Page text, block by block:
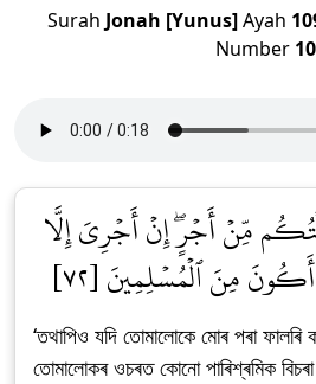
Surah Jonah [Yunus]Ayah
Number 10
مِّنۡ أَجۡرٍۖ إِنۡ أَجۡرِيَ إِلَّا
مِنَ ٱلۡمُسۡلِمِينَ [٧٢]
‘তথাপিও যদি তোমালোকে মোৰ পৰা ফালৰি
তোমালোকৰ ওচৰত কোনো পাৰিশ্ৰমিক